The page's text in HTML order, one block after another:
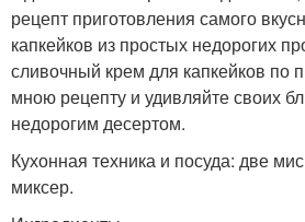
рецепт приготовления самого
капкейков из простых недорогих
сливочный крем для капкейков по
мною рецепту и удивляйте своих
недорогим десертом.
Кухонная техника и посуда: две
миксер.